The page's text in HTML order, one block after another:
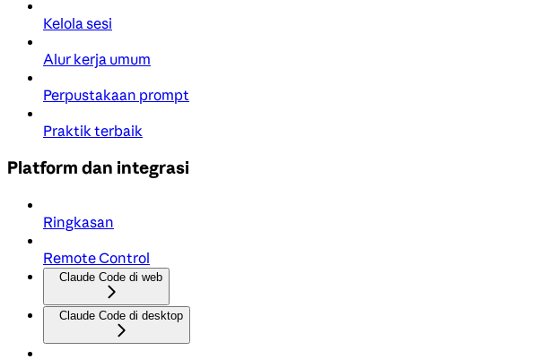
Kelola sesi
Alur kerja umum
Perpustakaan prompt
Praktik terbaik
Platform dan integrasi
Ringkasan
Remote Control
Claude Code di web
Claude Code di desktop